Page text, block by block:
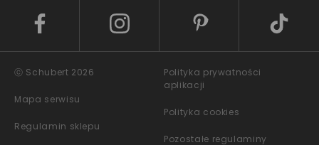
ⓒ Schubert 2026
Mapa serwisu
Regulamin sklepu
Polityka prywatności
aplikacji
Polityka cookies
Pozostałe regulaminy